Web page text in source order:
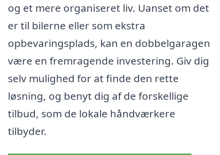
og et mere organiseret liv. Uanset om det
er til bilerne eller som ekstra
opbevaringsplads, kan en dobbelgaragen
være en fremragende investering. Giv dig
selv mulighed for at finde den rette
løsning, og benyt dig af de forskellige
tilbud, som de lokale håndværkere
tilbyder.